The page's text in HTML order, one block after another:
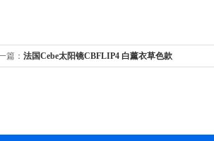
篇： 法国Cebe太阳镜CBFLIP4 白薰衣草色款